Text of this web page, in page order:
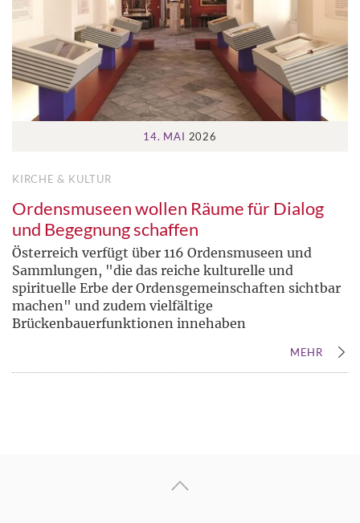
14. MAI 2026
KIRCHE & KULTUR
Ordensmuseen wollen Räume für Dialog
und Begegnung schaffen
Österreich verfügt über 116 Ordensmuseen und
Sammlungen, "die das reiche kulturelle und
spirituelle Erbe der Ordensgemeinschaften sichtbar
machen" und zudem vielfältige
Brückenbauerfunktionen innehaben
MEHR